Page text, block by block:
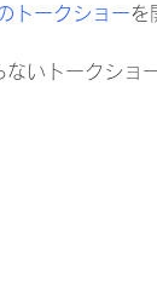
トークショーを
いトークショ